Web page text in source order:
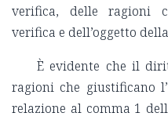
verifica, delle ragioni
verifica e dell’oggetto
È evidente che il
ragioni che giustificano
relazione al comma 1